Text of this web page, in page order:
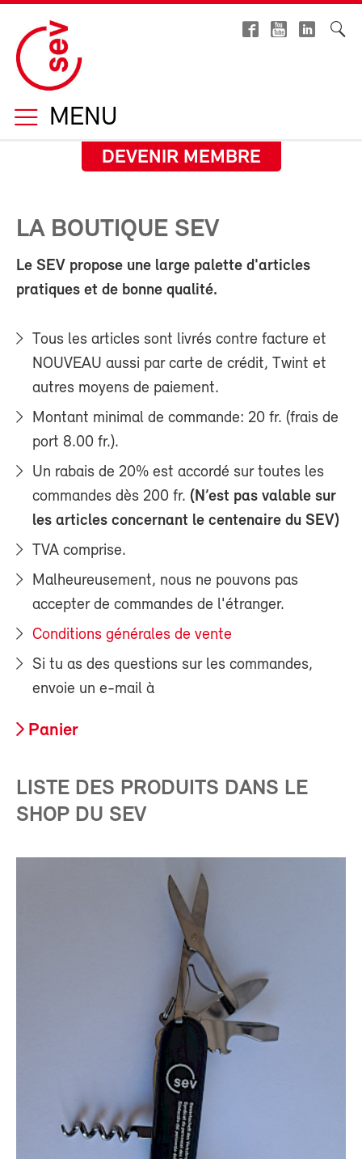
MENU
DEVENIR MEMBRE
LA BOUTIQUE SEV
Le SEV propose une large palette d'articles
pratiques et de bonne qualité.
Tous les articles sont livrés contre facture et
NOUVEAU aussi par carte de crédit, Twint et
autres moyens de paiement.
Montant minimal de commande: 20 fr. (frais de
port 8.00 fr.).
Un rabais de 20% est accordé sur toutes les
commandes dès 200 fr. (N’est pas valable sur
les articles concernant le centenaire du SEV)
TVA comprise.
Malheureusement, nous ne pouvons pas
accepter de commandes de l'étranger.
Conditions générales de vente
Si tu as des questions sur les commandes,
envoie un e-mail à
Panier
LISTE DES PRODUITS DANS LE
SHOP DU SEV